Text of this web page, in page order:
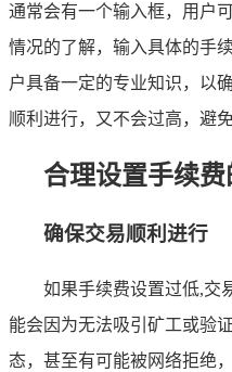
通常会有一个输入框，用户
情况的了解，输入具体的手
户具备一定的专业知识，以
顺利进行，又不会过高，避
合理设置手续
确保交易顺利进行
如果手续费设置过低,交
能会因为无法吸引矿工或验
态，甚至有可能被网络拒绝